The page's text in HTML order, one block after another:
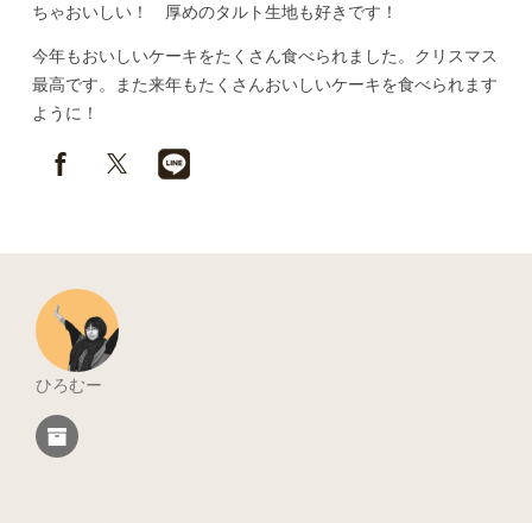
ちゃおいしい！ 厚めのタルト生地も好きです！
今年もおいしいケーキをたくさん食べられました。クリスマス
最高です。また来年もたくさんおいしいケーキを食べられます
ように！
ひろむー